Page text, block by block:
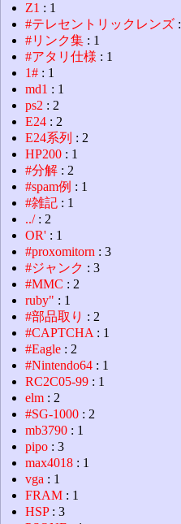
Z1 : 1
#テレセントリックレンズ
#リンク集 : 1
#アタリ仕様 : 1
1# : 1
md1 : 1
ps2 : 2
E24 : 2
E24系列 : 2
HP200 : 1
#分解 : 2
#spam例 : 1
#雑記 : 1
../: 2
OR' : 1
#proxomitorn : 3
#ジャンク : 3
#MMC : 2
ruby" : 1
#部品取り : 2
#CAPTCHA : 1
#Eagle : 2
#Nintendo64 : 1
RC2C05-99 : 1
elm : 2
#SG-1000 : 2
mb3790 : 1
pipo : 3
max4018 : 1
vga : 1
FRAM : 1
HSP: 3